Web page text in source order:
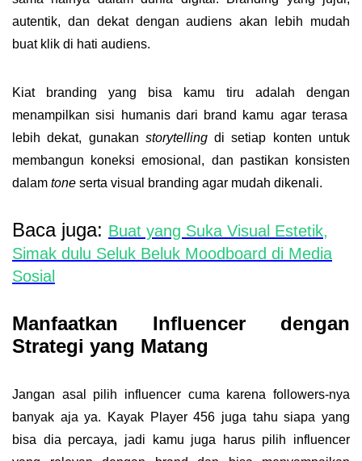
autentik, dan dekat dengan audiens akan lebih mudah
buat klik di hati audiens.
Kiat branding yang bisa kamu tiru adalah dengan
menampilkan sisi humanis dari brand kamu agar terasa
lebih dekat, gunakan storytellingdi setiap konten untuk
membangun koneksi emosional, dan pastikan konsisten
dalam tone serta visual branding agar mudah dikenali.
Baca juga: Buat yang Suka Visual Estetik,
Simak dulu Seluk Beluk Moodboard di Media
Sosial
Manfaatkan Influencer dengan
Strategi yang Matang
Jangan asal pilih influencer cuma karena followers-nya
banyak aja ya. Kayak Player 456 juga tahu siapa yang
bisa dia percaya, jadi kamu juga harus pilih influencer